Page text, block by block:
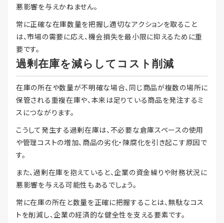
悪影響を与えかねません。
常に正確な在庫数量を把握し適切なアクションを取ること
は、市場の需要に応え、機会損失を最小限に抑えるために重
要です。
過剰在庫を減らしてコスト削減
在庫の所在や数量が不明確な場合、同じ商品が複数の場所に
保管される重複在庫や、本来は足りている商品を発注するミ
スにつながります。
こうして発生する過剰在庫は、不必要な倉庫スペースの使用
や管理コストの増加、商品の劣化・陳腐化を引き起こす原因で
す。
また、過剰在庫を抱えていると、企業の資金繰りや財務状況に
悪影響を与える可能性もあるでしょう。
常に在庫の所在と数量を正確に把握することは、無駄なコス
トを削減し、企業の経済的な健全性を支える要素です。